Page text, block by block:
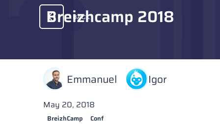
BACK
Breizhcamp 2018
Emmanuel Igor
May 20, 2018
BreizhCamp Conf